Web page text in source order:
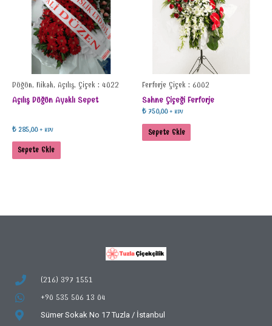
Düğün, Nikah, Açılış, Çiçek : 4022
Açılış Düğün Ayaklı Sepet
₺285,00 + KDV
Sepete Ekle
Ferforje Çiçek : 6002
Sahne Çiçeği Ferforje
₺ 750,00 + KDV
Sepete Ekle
(216) 397 1551
+90 535 506 13 04
Sümer Sokak No 17 Tuzla / İstanbul